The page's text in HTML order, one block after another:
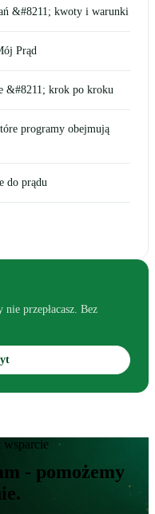
&#8211; kwoty i warunki
Prąd
&#8211; krok po kroku
programy obejmują
do prądu
przepłacasz. Bez
wsparcie
- pomożemy